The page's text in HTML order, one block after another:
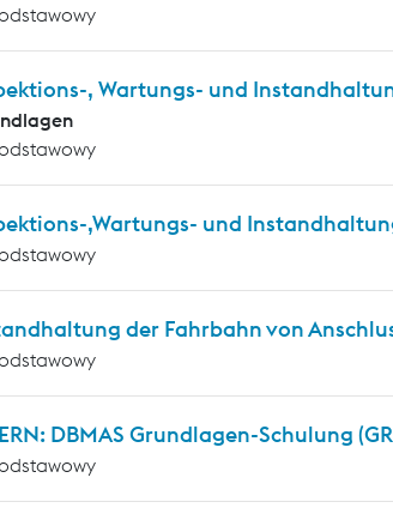
, Wartungs- und
,Wartungs- und
der Fahrbahn von
DBMAS Grundlagen-Schulung